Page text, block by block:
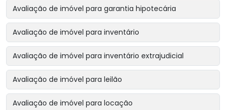
Avaliação de imóvel para garantia hipotecária
Avaliação de imóvel para inventário
Avaliação de imóvel para inventário extrajudicial
Avaliação de imóvel para leilão
Avaliação de imóvel para locação